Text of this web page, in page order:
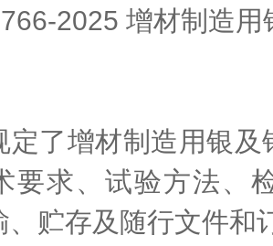
2025 增材制造用
定了增材制造用银
要求、试验方法、
、贮存及随行文件和